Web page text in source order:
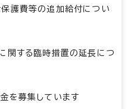
護費等の追加給付につい
関する臨時措置の延長につ
を募集しています